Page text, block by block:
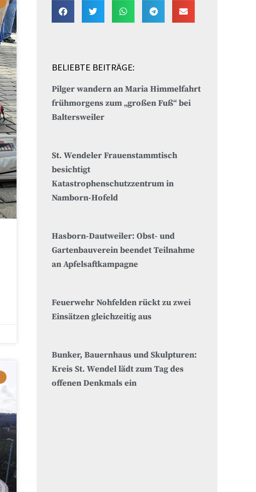
BELIEBTE BEITRÄGE:
Pilger wandern an Maria Himmelfahrt
frühmorgens zum „großen Fuß“ bei
Baltersweiler
St. Wendeler Frauenstammtisch
besichtigt
Katastrophenschutzzentrum in
Namborn-Hofeld
Hasborn-Dautweiler: Obst- und
Gartenbauverein beendet Teilnahme
an Apfelsaftkampagne
Feuerwehr Nohfelden rückt zu zwei
Einsätzen gleichzeitig aus
Bunker, Bauernhaus und Skulpturen:
Kreis St. Wendel lädt zum Tag des
offenen Denkmals ein